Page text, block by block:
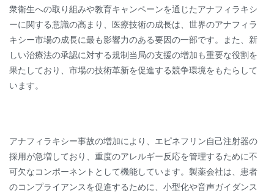
衆衛生への取り組みや教育キャンペーンを通じたアナフィラキシ
ーに関する意識の高まり、医療技術の成長は、世界のアナフィラ
キシー市場の成長に最も影響力のある要因の一部です。また、新
しい治療法の承認に対する規制当局の支援の増加も重要な役割を
果たしており、市場の技術革新を促進する競争環境をもたらして
います。
アナフィラキシー事故の増加により、エピネフリン自己注射器の
採用が急増しており、重度のアレルギー反応を管理するために不
可欠なコンポーネントとして機能しています。製薬会社は、患者
のコンプライアンスを促進するために、小型化や音声ガイダンス